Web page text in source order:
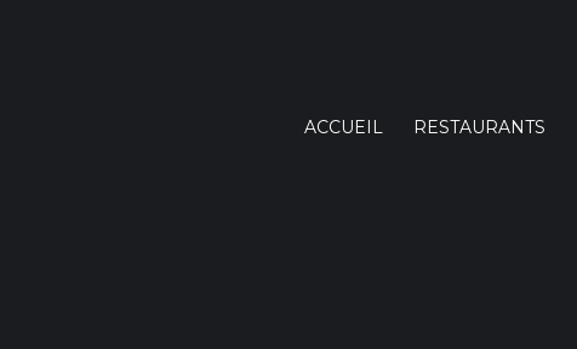
ACCUEIL RESTAURANTS